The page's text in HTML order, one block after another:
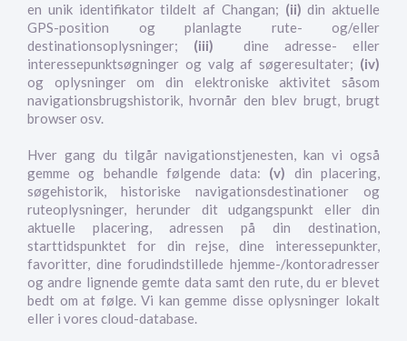
en unik identifikator tildelt af Changan; (ii) din aktuelle
GPS-position og planlagte rute- og/eller
destinationsoplysninger; (iii)
dine adresse- eller
interessepunktsøgninger og valg af søgeresultater; (iv)
og oplysninger om din elektroniske aktivitet såsom
navigationsbrugshistorik, hvornår den blev brugt, brugt
browser osv.
Hver gang du tilgår navigationstjenesten, kan vi også
gemme og behandle følgende data: (v) din placering,
søgehistorik, historiske navigationsdestinationer og
ruteoplysninger, herunder dit udgangspunkt eller din
aktuelle placering, adressen på din destination,
starttidspunktet for din rejse, dine interessepunkter,
favoritter, dine forudindstillede hjemme-/kontoradresser
og andre lignende gemte data samt den rute, du er blevet
bedt om at følge. Vi kan gemme disse oplysninger lokalt
eller i vores cloud-database.